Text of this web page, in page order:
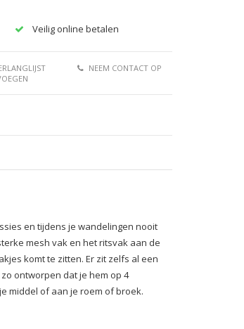
Veilig online betalen
NEEM CONTACT OP
en tijdens je wandelingen nooit
mesh vak en het ritsvak aan de
komt te zitten. Er zit zelfs al een
ontworpen dat je hem op 4
middel of aan je roem of broek.